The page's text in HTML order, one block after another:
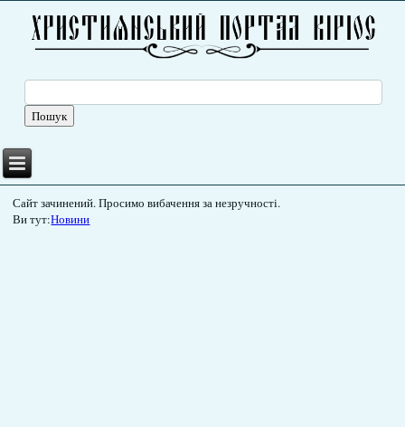
Сайт зачинений. Просимо вибачення за незручності.
Ви тут:Новини